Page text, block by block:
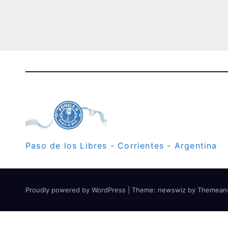
Paso de los Libres - Corrientes - Argentina
Proudly powered by WordPress Theme: newswiz by